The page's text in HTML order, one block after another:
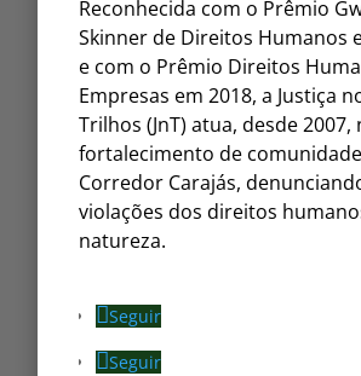
Reconhecida com o Prêmio
Skinner de Direitos Humanos
e com o Prêmio Direitos
Empresas em 2018, a Justiça
Trilhos (JnT) atua, desde 2007,
fortalecimento de
Corredor Carajás,
violações dos direitos
natureza.
Seguir
Seguir